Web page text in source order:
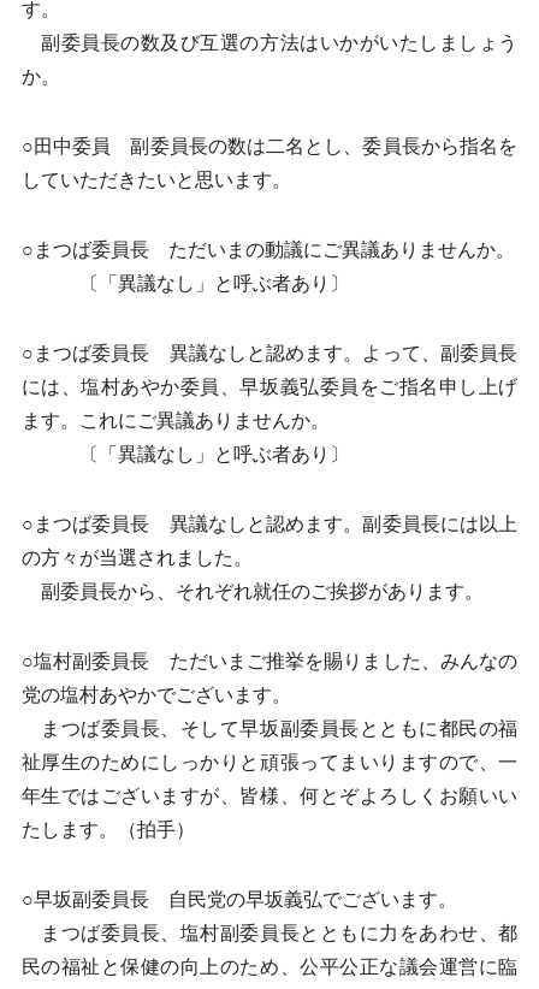
す。
副委員長の数及び互選の方法はいかがいたしましょう
か。
○田中委員 副委員長の数は二名とし、委員長から指名を
していただきたいと思います。
○まつば委員長 ただいまの動議にご異議ありませんか。
〔「異議なし」と呼ぶ者あり〕
○まつば委員長 異議なしと認めます。よって、副委員長
には、塩村あやか委員、早坂義弘委員をご指名申し上げ
ます。これにご異議ありませんか。
〔「異議なし」と呼ぶ者あり〕
○まつば委員長 異議なしと認めます。副委員長には以上
の方々が当選されました。
副委員長から、それぞれ就任のご挨拶があります。
○塩村副委員長 ただいまご推挙を賜りました、みんなの
党の塩村あやかでございます。
まつば委員長、そして早坂副委員長とともに都民の福
祉厚生のためにしっかりと頑張ってまいりますので、一
年生ではございますが、皆様、何とぞよろしくお願いい
たします。（拍手）
○早坂副委員長 自民党の早坂義弘でございます。
まつば委員長、塩村副委員長とともに力をあわせ、都
民の福祉と保健の向上のため、公平公正な議会運営に臨